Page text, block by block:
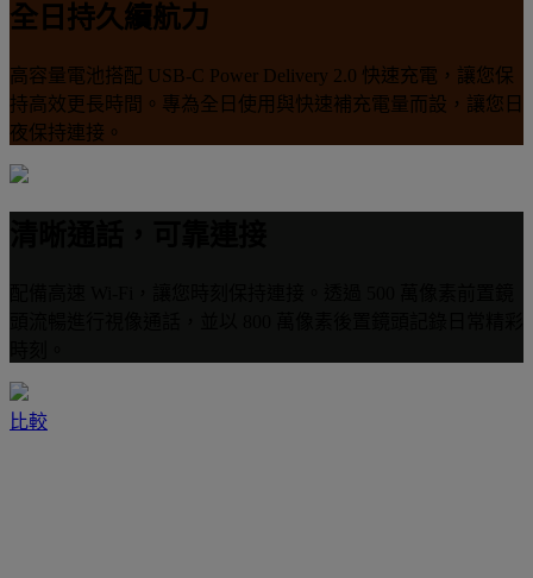
全日持久續航力
高容量電池搭配 USB-C Power Delivery 2.0 快速充電，讓您保
持高效更長時間。專為全日使用與快速補充電量而設，讓您日
夜保持連接。
比較